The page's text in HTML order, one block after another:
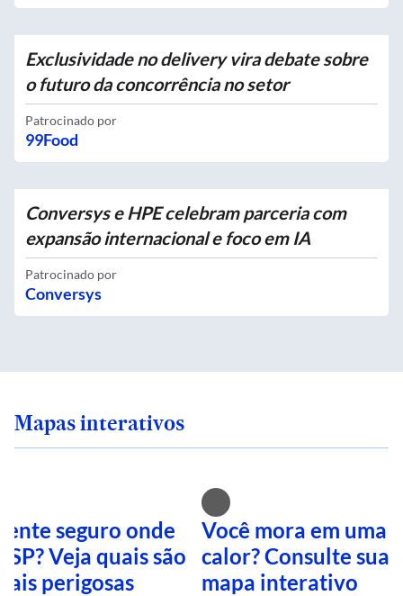
Exclusividade no delivery vira debate sobre
o futuro da concorrência no setor
Patrocinado por
99Food
Conversys e HPE celebram parceria com
expansão internacional e foco em IA
Patrocinado por
Conversys
Mapas interativos
seguro onde
SP? Veja quais são
perigosas
Você mora em uma
calor? Consulte sua
mapa interativo